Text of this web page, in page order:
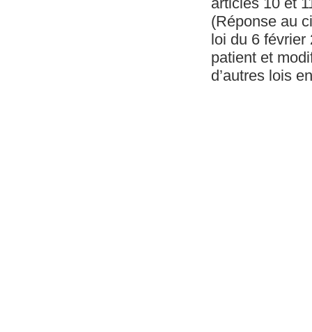
(Réponse au
loi du 6
patient et
d’autres lois